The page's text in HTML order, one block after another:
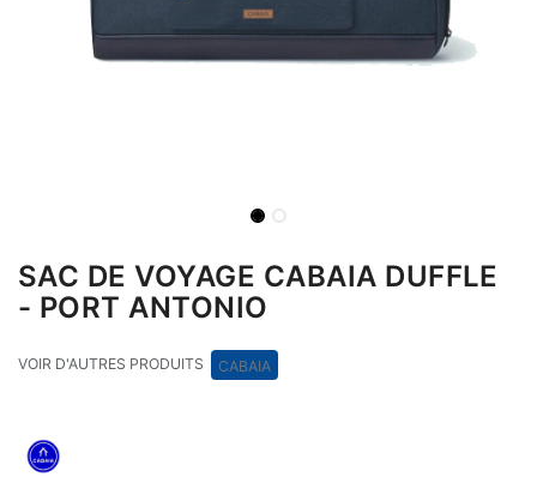
SAC DE VOYAGE CABAIA DUFFLE
- PORT ANTONIO
VOIR D'AUTRES PRODUITS CABAIA